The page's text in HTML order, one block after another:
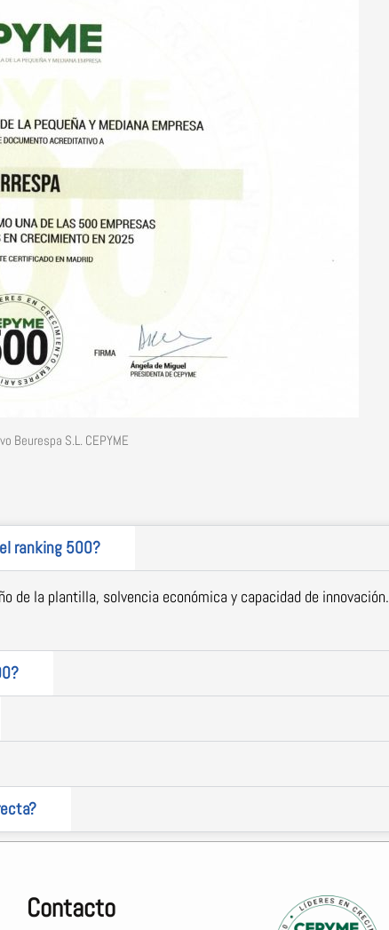
Beurespa S.L. CEPYME
ranking 500?
de la plantilla, solvencia económica y capacidad de innovación.
Contacto